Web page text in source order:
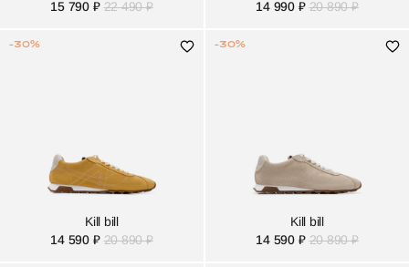
15 790 ₽ 22 490 ₽
14 990 ₽ 20 890 ₽
Kill bill
14 590 ₽ 20 890 ₽
-30%
Kill bill
14 590 ₽ 20 890 ₽
-30%